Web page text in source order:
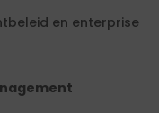
en enterprise